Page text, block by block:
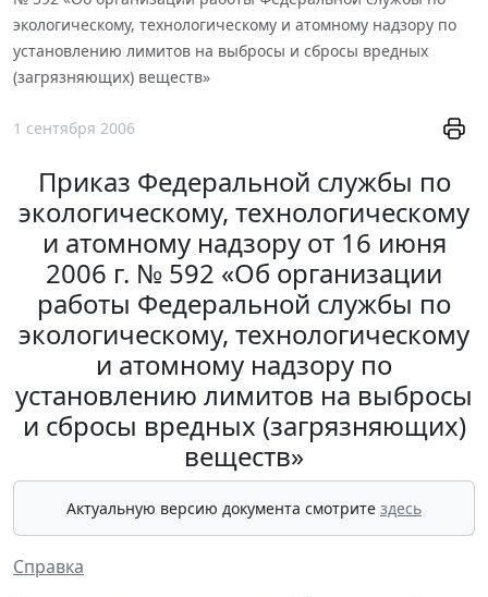
экологическому, технологическому и атомному надзору по
установлению лимитов на выбросы и сбросы вредных
(загрязняющих) веществ»
1 сентября 2006
Приказ Федеральной службы по
экологическому, технологическому
и атомному надзору от 16 июня
2006 г. № 592 «Об организации
работы Федеральной службы по
экологическому, технологическому
и атомному надзору по
установлению лимитов на выбросы
и сбросы вредных (загрязняющих)
веществ»
Актуальную версию документа смотрите здесь
Справка